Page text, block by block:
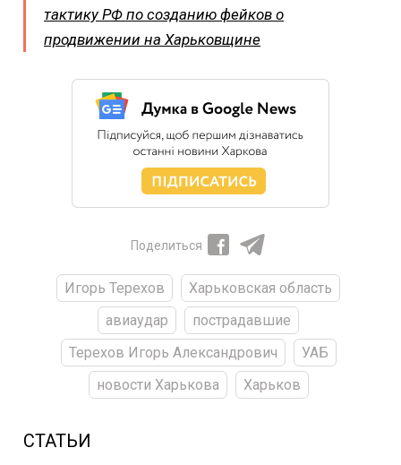
тактику РФ по созданию фейков о
продвижении на Харьковщине
Поделиться
Игорь Терехов
Харьковская область
авиаудар
пострадавшие
Терехов Игорь Александрович
УАБ
новости Харькова
Харьков
СТАТЬИ